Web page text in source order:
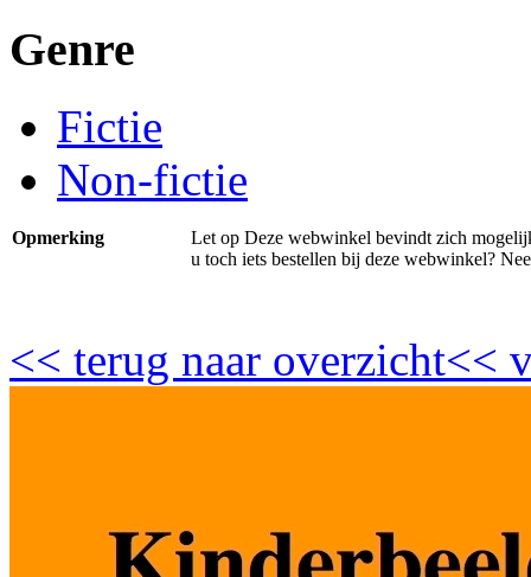
Genre
Fictie
Non-fictie
Opmerking
Let op Deze webwinkel bevindt zich
u toch iets bestellen bij deze webwinkel?
<< terug naar overzicht<<